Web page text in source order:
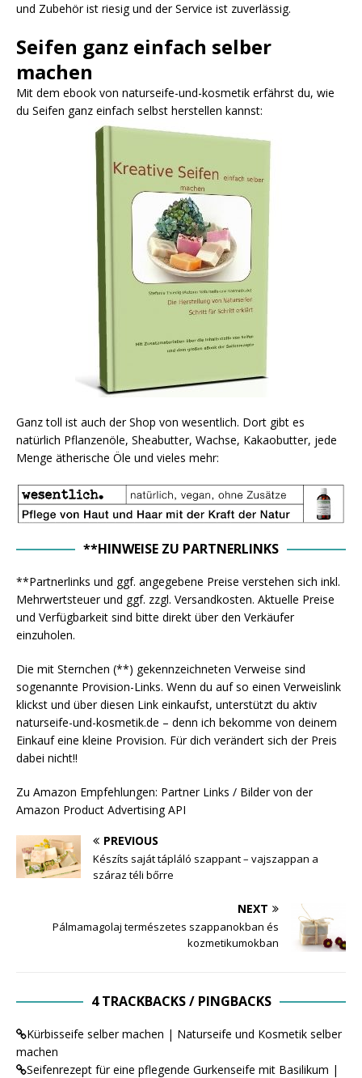
und Zubehör ist riesig und der Service ist zuverlässig.
Seifen ganz einfach selber
machen
Mit dem ebook von naturseife-und-kosmetik erfährst du, wie
du Seifen ganz einfach selbst herstellen kannst:
Ganz toll ist auch der Shop von wesentlich. Dort gibt es
natürlich Pflanzenöle, Sheabutter, Wachse, Kakaobutter, jede
Menge ätherische Öle und vieles mehr:
**HINWEISE ZU PARTNERLINKS
**Partnerlinks und ggf. angegebene Preise verstehen sich inkl.
Mehrwertsteuer und ggf. zzgl. Versandkosten. Aktuelle Preise
und Verfügbarkeit sind bitte direkt über den Verkäufer
einzuholen.
Die mit Sternchen (**) gekennzeichneten Verweise sind
sogenannte Provision-Links. Wenn du auf so einen Verweislink
klickst und über diesen Link einkaufst, unterstützt du aktiv
naturseife-und-kosmetik.de – denn ich bekomme von deinem
Einkauf eine kleine Provision. Für dich verändert sich der Preis
dabei nicht!!
Zu Amazon Empfehlungen: Partner Links / Bilder von der
Amazon Product Advertising API
PREVIOUS
Készíts saját tápláló szappant – vajszappan a
száraz téli bőrre
NEXT
Pálmamagolaj természetes szappanokban és
kozmetikumokban
4 TRACKBACKS / PINGBACKS
Kürbisseife selber machen | Naturseife und Kosmetik selber
machen
Seifenrezept für eine pflegende Gurkenseife mit Basilikum |